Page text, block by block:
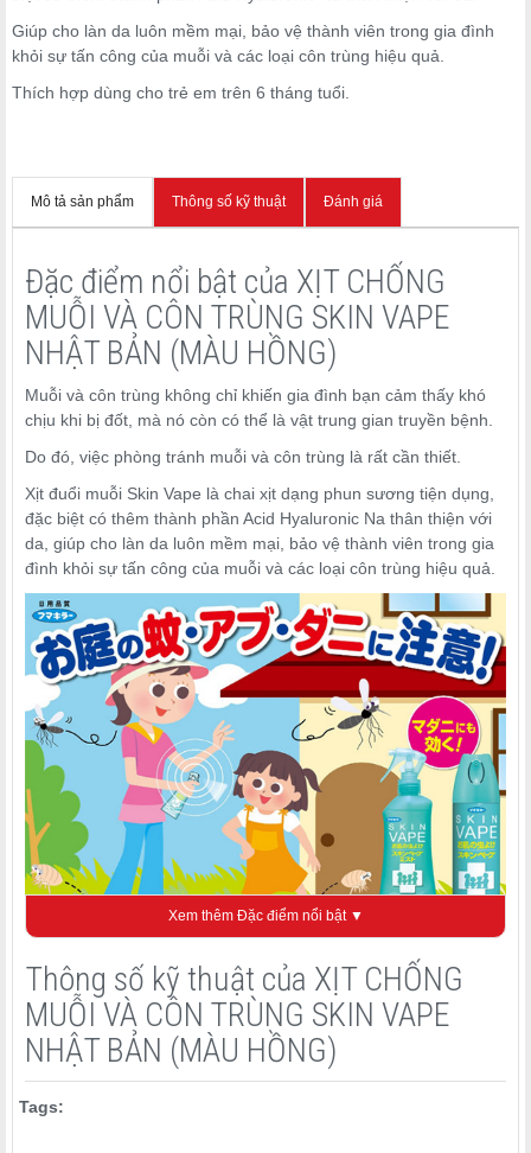
Giúp cho làn da luôn mềm mại, bảo vệ thành viên trong gia đình
khỏi sự tấn công của muỗi và các loại côn trùng hiệu quả.
Thích hợp dùng cho trẻ em trên 6 tháng tuổi.
Mô tả sản phẩm Thông số kỹ thuật Đánh giá
Đặc điểm nổi bật của XỊT CHỐNG
MUỖI VÀ CÔN TRÙNG SKIN VAPE
NHẬT BẢN (MÀU HỒNG)
Muỗi và côn trùng không chỉ khiến gia đình bạn cảm thấy khó
chịu khi bị đốt, mà nó còn có thể là vật trung gian truyền bệnh.
Do đó, việc phòng tránh muỗi và côn trùng là rất cần thiết.
Xịt đuổi muỗi Skin Vape là chai xịt dạng phun sương tiện dụng,
đặc biệt có thêm thành phần Acid Hyaluronic Na thân thiện với
da, giúp cho làn da luôn mềm mại, bảo vệ thành viên trong gia
đình khỏi sự tấn công của muỗi và các loại côn trùng hiệu quả.
1. Thông tin sản phẩm
- Tên sản phẩm: Xịt đuổi muỗi Skin Vape
- Dung tích: 200ml
- Xuất xứ: Nhật Bản
- Thành phần:
+ Ethanol
Xem thêm Đặc điểm nổi bật ▼
Thông số kỹ thuật của XỊT CHỐNG
MUỖI VÀ CÔN TRÙNG SKIN VAPE
NHẬT BẢN (MÀU HỒNG)
Tags: